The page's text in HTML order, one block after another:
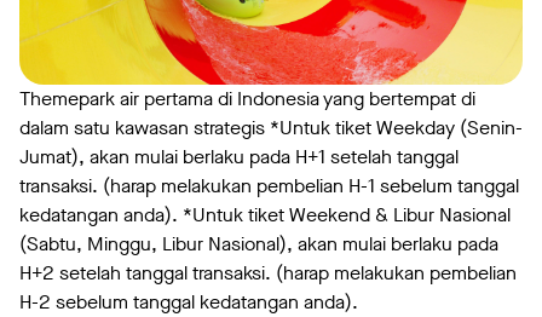
Themepark air pertama di Indonesia yang bertempat di
dalam satu kawasan strategis *Untuk tiket Weekday (Senin-
Jumat), akan mulai berlaku pada H+1 setelah tanggal
transaksi. (harap melakukan pembelian H-1 sebelum tanggal
kedatangan anda). *Untuk tiket Weekend & Libur Nasional
(Sabtu, Minggu, Libur Nasional), akan mulai berlaku pada
H+2 setelah tanggal transaksi. (harap melakukan pembelian
H-2 sebelum tanggal kedatangan anda).